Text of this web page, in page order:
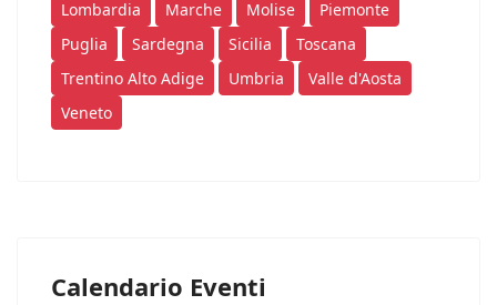
Lombardia
Marche Molise
Piemonte
Puglia
Sardegna Sicilia
Toscana
Trentino Alto Adige
Umbria
Valle d'Aosta
Veneto
Calendario Eventi